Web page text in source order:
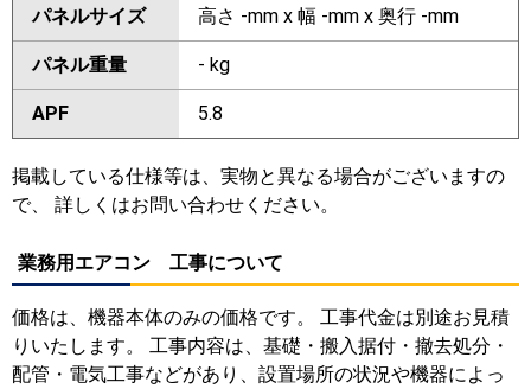
パネルサイズ 高さ -mm x 幅 -mm x 奥行 -mm
パネル重量 - kg
APF 5.8
掲載している仕様等は、実物と異なる場合がございますの
で、 詳しくはお問い合わせください。
業務用エアコン 工事について
価格は、機器本体のみの価格です。 工事代金は別途お見積
りいたします。 工事内容は、基礎・搬入据付・撤去処分・
配管・電気工事などがあり、設置場所の状況や機器によっ